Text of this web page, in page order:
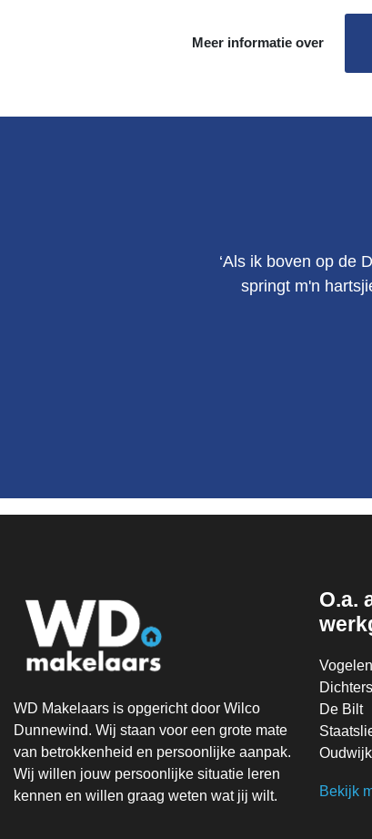
Meer informatie over
‘Als ik boven op de
springt m'n
WD Makelaars is opgericht door Wilco
Dunnewind. Wij staan voor een grote mate
van betrokkenheid en persoonlijke aanpak.
Wij willen jouw persoonlijke situatie leren
kennen en willen graag weten wat jij wilt.
O.a.
De Bilt
Oudwijk
Bekijk